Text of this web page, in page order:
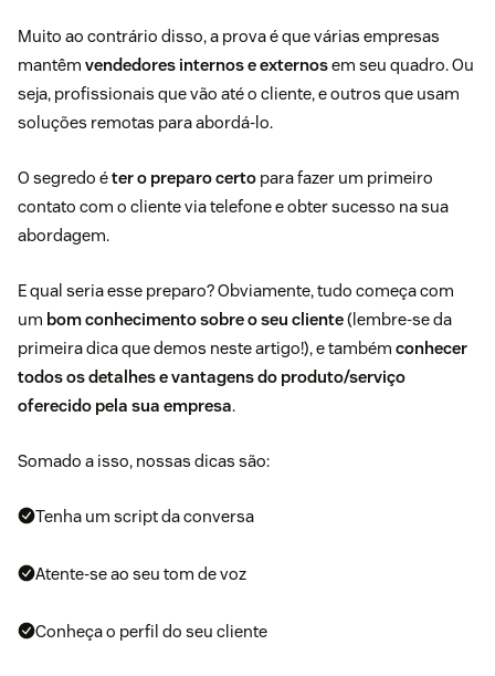
Muito ao contrário disso, a prova é que várias empresas
mantêm vendedores internos e externosem seu quadro. Ou
seja, profissionais que vão até o cliente, e outros que usam
soluções remotas para abordá-lo.
O segredo éter o preparo certo para fazer um primeiro
contato com o cliente via telefone e obter sucesso na sua
abordagem.
E qual seria esse preparo? Obviamente, tudo começa com
um bom conhecimento sobre o seu cliente(lembre-se da
primeira dica que demos neste artigo!), e também conhecer
todos os detalhes e vantagens do produto/serviço
oferecido pela sua empresa.
Somado a isso, nossas dicas são:
Tenha um script da conversa
Atente-se ao seu tom de voz
Conheça o perfil do seu cliente